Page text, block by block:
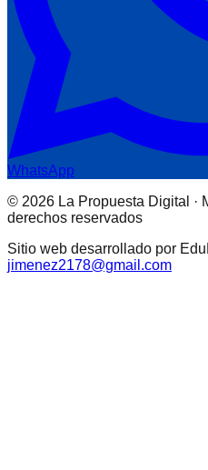
WhatsApp
© 2026 La Propuesta Digital ·
derechos reservados
Sitio web desarrollado por
jimenez2178@gmail.com